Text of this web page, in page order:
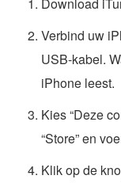
Verbind uw
USB-kabel.
iPhone leest.
Kies “Deze
“Store” en
Klik op de